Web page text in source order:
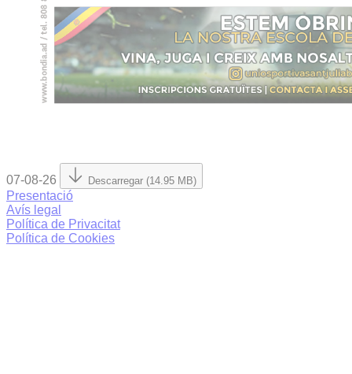
07-08-26 Descarregar (14.95 MB)
Presentació
Avís legal
Política de Privacitat
Política de Cookies